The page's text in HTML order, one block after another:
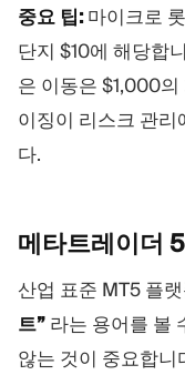
중요 팁:마이크로
단지 $10에 해당합
은 이동은 $1,000
이징이 리스크 관리
다.
메타트레이더
산업 표준 MT5 플
트” 라는 용어를 볼
않는 것이 중요합니